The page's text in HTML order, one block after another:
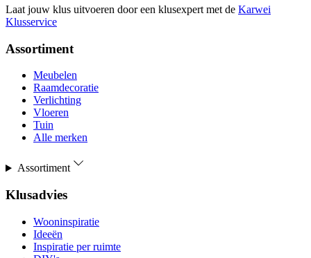
Laat jouw klus uitvoeren door een klusexpert met de Karwei
Klusservice
Assortiment
Meubelen
Raamdecoratie
Verlichting
Vloeren
Tuin
Alle merken
Assortiment
Klusadvies
Wooninspiratie
Ideeën
Inspiratie per ruimte